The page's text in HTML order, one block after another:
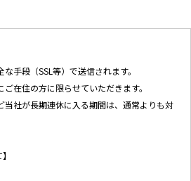
手段（SSL等）で送信されます。
在住の方に限らせていただきます。
社が長期連休に入る期間は、通常よりも対